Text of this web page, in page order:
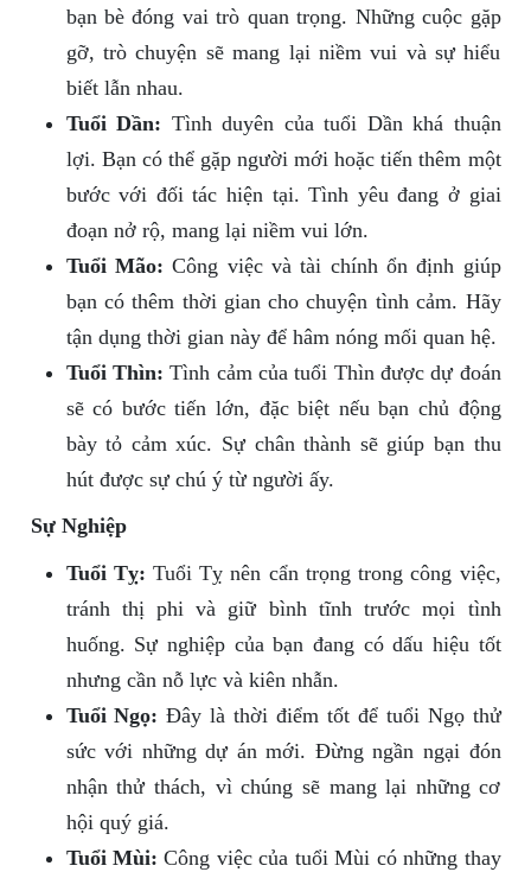
bạn bè đóng vai trò quan trọng. Những cuộc gặp
gỡ, trò chuyện sẽ mang lại niềm vui và sự hiểu
biết lẫn nhau.
Tuổi Dần: Tình duyên của tuổi Dần khá thuận
lợi. Bạn có thể gặp người mới hoặc tiến thêm một
bước với đối tác hiện tại. Tình yêu đang ở giai
đoạn nở rộ, mang lại niềm vui lớn.
Tuổi Mão: Công việc và tài chính ổn định giúp
bạn có thêm thời gian cho chuyện tình cảm. Hãy
tận dụng thời gian này để hâm nóng mối quan hệ.
Tuổi Thìn: Tình cảm của tuổi Thìn được dự đoán
sẽ có bước tiến lớn, đặc biệt nếu bạn chủ động
bày tỏ cảm xúc. Sự chân thành sẽ giúp bạn thu
hút được sự chú ý từ người ấy.
Sự Nghiệp
Tuổi Tỵ: Tuổi Tỵ nên cẩn trọng trong công việc,
tránh thị phi và giữ bình tĩnh trước mọi tình
huống. Sự nghiệp của bạn đang có dấu hiệu tốt
nhưng cần nỗ lực và kiên nhẫn.
Tuổi Ngọ: Đây là thời điểm tốt để tuổi Ngọ thử
sức với những dự án mới. Đừng ngần ngại đón
nhận thử thách, vì chúng sẽ mang lại những cơ
hội quý giá.
Tuổi Mùi: Công việc của tuổi Mùi có những thay